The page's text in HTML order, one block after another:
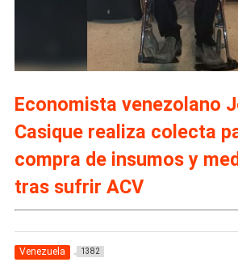
Economista venezolano
Casique realiza colecta
compra de insumos y
tras sufrir ACV
Venezuela 1382